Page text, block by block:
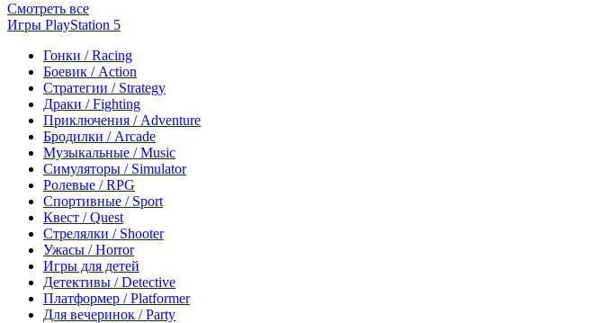
Смотреть все
Игры PlayStation 5
Гонки / Racing
Боевик / Action
Стратегии / Strategy
Драки / Fighting
Приключения / Adventure
Бродилки / Arcade
Музыкальные / Music
Симуляторы / Simulator
Ролевые / RPG
Спортивные / Sport
Квест / Quest
Стрелялки / Shooter
Ужасы / Horror
Игры для детей
Детективы / Detective
Платформер / Platformer
Для вечеринок / Party